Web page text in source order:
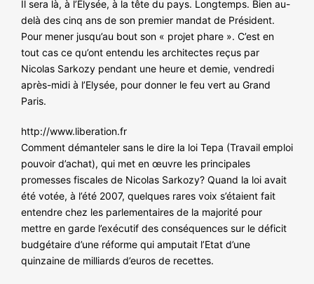
Il sera là, à l’Elysée, à la tête du pays. Longtemps. Bien au-
delà des cinq ans de son premier mandat de Président.
Pour mener jusqu’au bout son « projet phare ». C’est en
tout cas ce qu’ont entendu les architectes reçus par
Nicolas Sarkozy pendant une heure et demie, vendredi
après-midi à l’Elysée, pour donner le feu vert au Grand
Paris.
http://www.liberation.fr
Comment démanteler sans le dire la loi Tepa (Travail emploi
pouvoir d’achat), qui met en œuvre les principales
promesses fiscales de Nicolas Sarkozy? Quand la loi avait
été votée, à l’été 2007, quelques rares voix s’étaient fait
entendre chez les parlementaires de la majorité pour
mettre en garde l’exécutif des conséquences sur le déficit
budgétaire d’une réforme qui amputait l’Etat d’une
quinzaine de milliards d’euros de recettes.